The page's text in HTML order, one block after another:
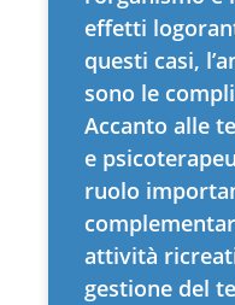
effetti
questi casi,
sono le
Accanto alle
e
ruolo
attività
gestione del